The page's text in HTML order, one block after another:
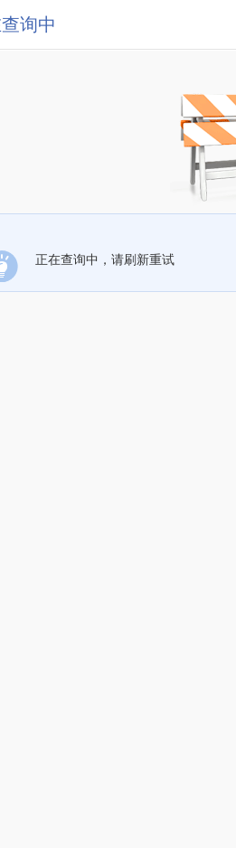
询中
正在查询中，请刷新重试